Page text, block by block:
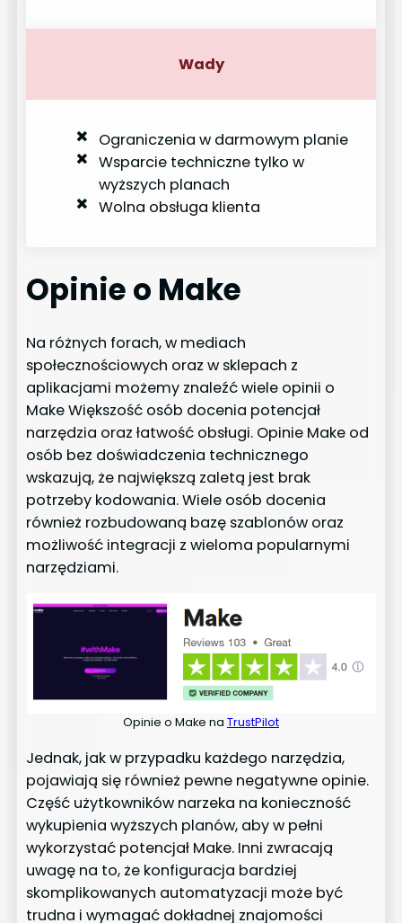
Wady
Ograniczenia w darmowym planie
Wsparcie techniczne tylko w
wyższych planach
Wolna obsługa klienta
Opinie o Make
Na różnych forach, w mediach
społecznościowych oraz w sklepach z
aplikacjami możemy znaleźć wiele opinii o
Make Większość osób docenia potencjał
narzędzia oraz łatwość obsługi. Opinie Make od
osób bez doświadczenia technicznego
wskazują, że największą zaletą jest brak
potrzeby kodowania. Wiele osób docenia
również rozbudowaną bazę szablonów oraz
możliwość integracji z wieloma popularnymi
narzędziami.
Opinie o Make na TrustPilot
Jednak, jak w przypadku każdego narzędzia,
pojawiają się również pewne negatywne opinie.
Część użytkowników narzeka na konieczność
wykupienia wyższych planów, aby w pełni
wykorzystać potencjał Make. Inni zwracają
uwagę na to, że konfiguracja bardziej
skomplikowanych automatyzacji może być
trudna i wymagać dokładnej znajomości